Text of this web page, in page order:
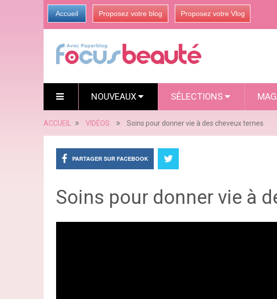
Accueil Proposez votre blog Proposez votre Vlog
NOUVEAUX SÉLECTIONS
ACCUEIL VIDÉOS Soins pour donner vie à des cheveux ternes
PARTAGER SUR FACEBOOK
Soins pour donner vie à